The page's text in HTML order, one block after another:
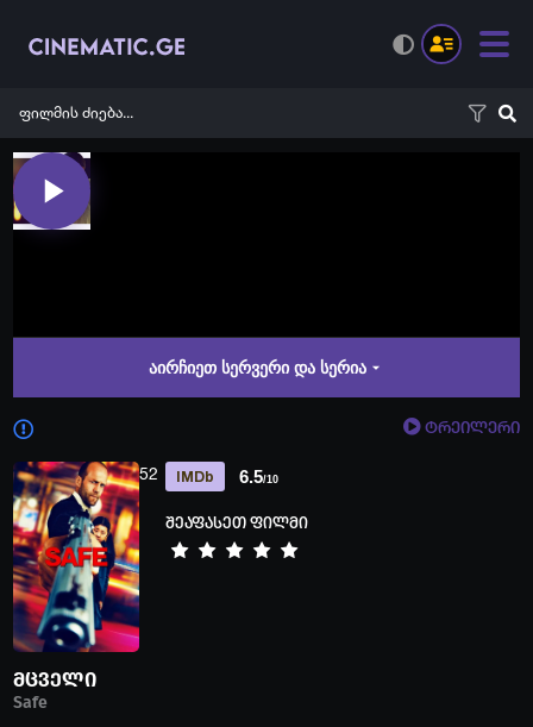
აირჩიეთ სერვერი და სერია
ტრეილერი
IMDb 6.5/10
შეაფასეთ ფილმი
52
მცველი
Safe